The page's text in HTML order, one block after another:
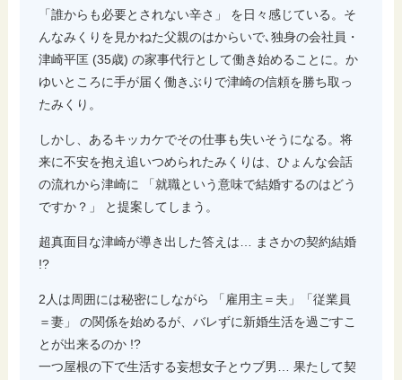
「誰からも必要とされない辛さ」 を日々感じている。そ
んなみくりを見かねた父親のはからいで､独身の会社員・
津崎平匡 (35歳) の家事代行として働き始めることに。か
ゆいところに手が届く働きぶりで津崎の信頼を勝ち取っ
たみくり。
しかし、あるキッカケでその仕事も失いそうになる。将
来に不安を抱え追いつめられたみくりは、ひょんな会話
の流れから津崎に 「就職という意味で結婚するのはどう
ですか？」 と提案してしまう。
超真面目な津崎が導き出した答えは… まさかの契約結婚
!?
2人は周囲には秘密にしながら 「雇用主＝夫」「従業員
＝妻」 の関係を始めるが、バレずに新婚生活を過ごすこ
とが出来るのか !?
一つ屋根の下で生活する妄想女子とウブ男… 果たして契